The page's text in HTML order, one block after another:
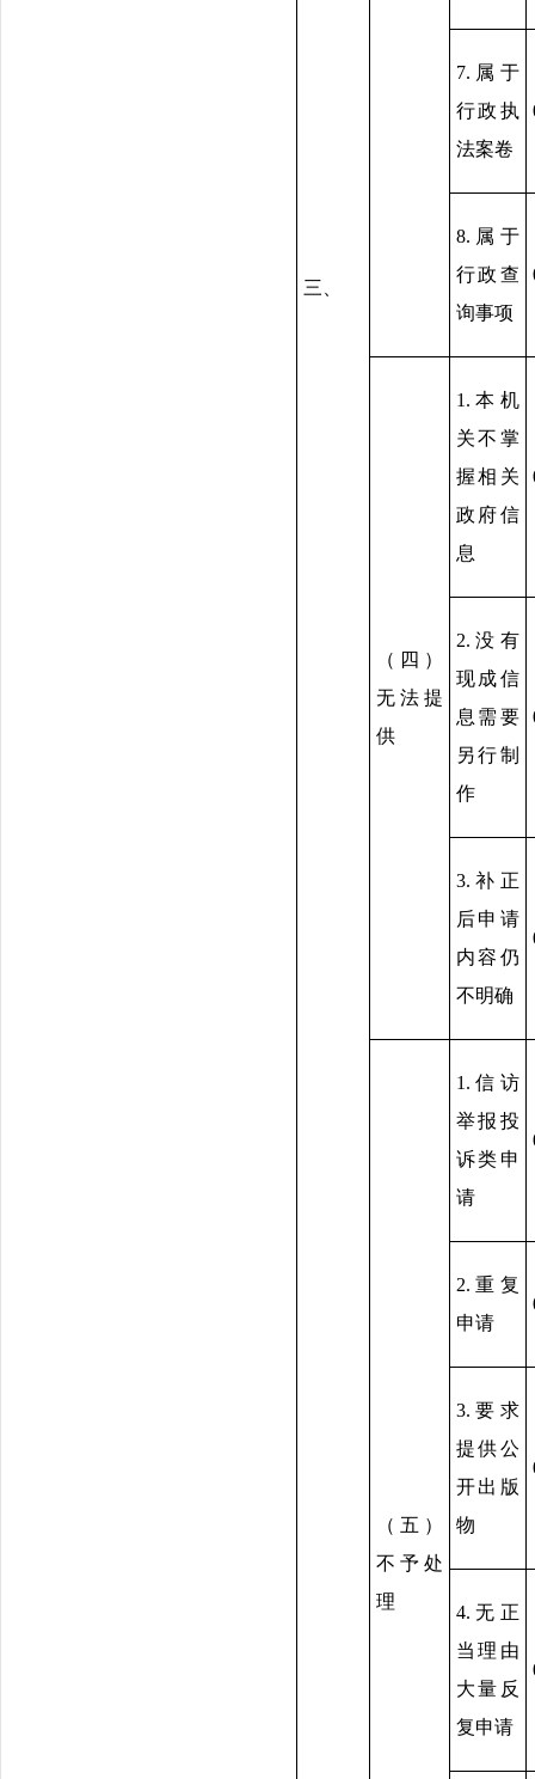
三、
7.属于
行政执
法案卷
8.属于
行政查
询事项
（四）
无法提
供
1.本机
关不掌
握相关
政府信
息
2.没有
现成信
息需要
另行制
作
3.补正
后申请
内容仍
不明确
（五）
不予处
理
1.信访
举报投
诉类申
请
2.重复
申请
3.要求
提供公
开出版
物
4.无正
当理由
大量反
复申请